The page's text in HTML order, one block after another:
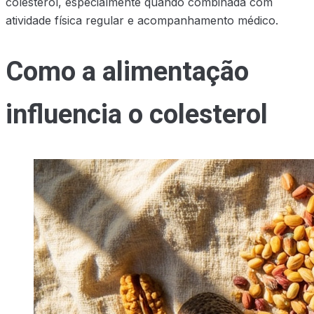
atividade física regular e acompanhamento médico.
Como a alimentação
influencia o colesterol